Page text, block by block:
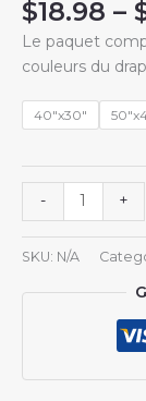
$18.98 –
Le paquet
couleurs du
40"x30"
-
en
flanelle
aux
couleurs
+
SKU: N/A